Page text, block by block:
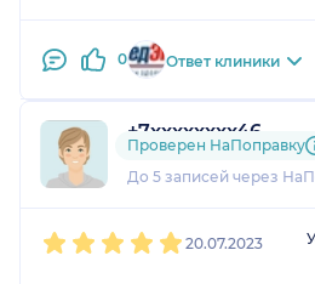
0 Ответ клиники
+7xxxxxxxx46
3 отзыва
До 5 записей через
Проверен НаПоправку
20.07.2023